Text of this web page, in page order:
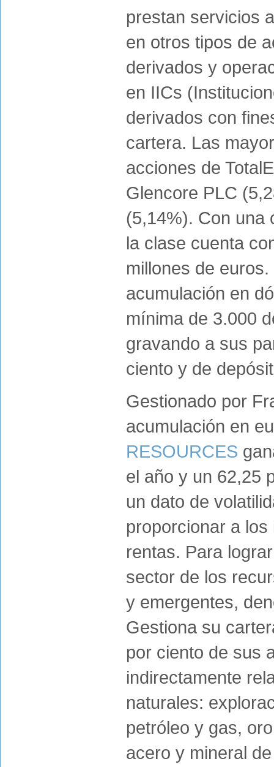
prestan servicios
en otros tipos de
derivados y
en IICs
derivados con
cartera. Las
acciones de
Glencore PLC
(5,14%). Con una
la clase cuenta
millones de
acumulación en
mínima de 3.000
gravando a sus
ciento y de
Gestionado por
acumulación en
RESOURCES
el año y un 62,25
un dato de
proporcionar a
rentas. Para
sector de los
y emergentes,
Gestiona su
por ciento de sus
indirectamente
naturales:
petróleo y gas,
acero y mineral